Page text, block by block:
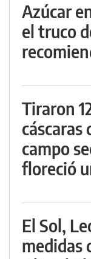
Azúcar
el truco
Tiraron
cáscaras
campo
floreció
El Sol,
medidas